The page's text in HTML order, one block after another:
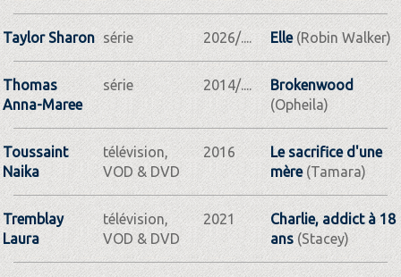
Taylor Sharon série 2026/.... Elle(Robin Walker)
Thomas
Anna-Maree
série 2014/....
Brokenwood
(Opheila)
Toussaint
Naika
télévision,
VOD & DVD
2016
Le sacrifice d'une
mère(Tamara)
Tremblay
Laura
télévision,
VOD & DVD
2021
Charlie, addict à 18
ans(Stacey)